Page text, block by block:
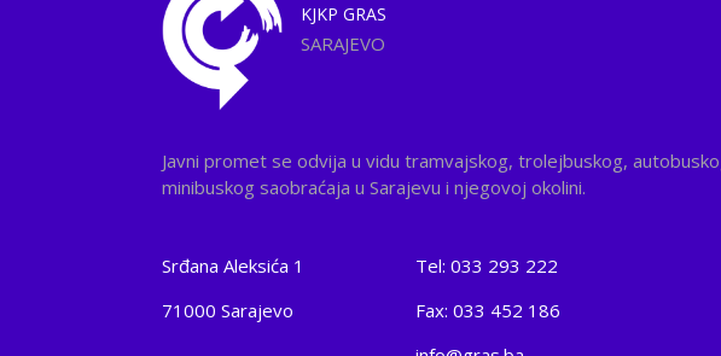
KJKP GRAS
SARAJEVO
Javni promet se odvija u vidu tramvajskog, trolejbuskog,
minibuskog saobraćaja u Sarajevu i njegovoj okolini.
Srđana Aleksića 1
71000 Sarajevo
Tel: 033 293 222
Fax: 033 452 186